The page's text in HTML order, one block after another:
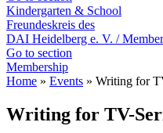
Kindergarten & School
Freundeskreis des
DAI Heidelberg e. V. /
Go to section
Membership
Home » Events » Writing for
Writing for TV-